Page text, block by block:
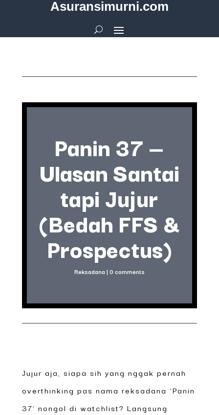
Asuransimurni.com
Panin 37 —
Ulasan Santai
tapi Jujur
(Bedah FFS &
Prospectus)
Reksadana | 0 comments
Jujur aja, siapa sih yang nggak pernah
overthinking pas nama reksadana ‘Panin
37’ nongol di watchlist? Langsung